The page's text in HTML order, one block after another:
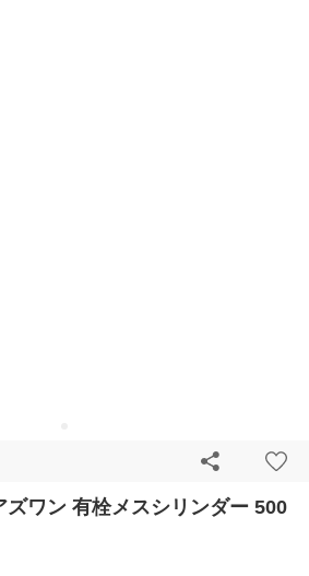
ズワン 有栓メスシリンダー 500